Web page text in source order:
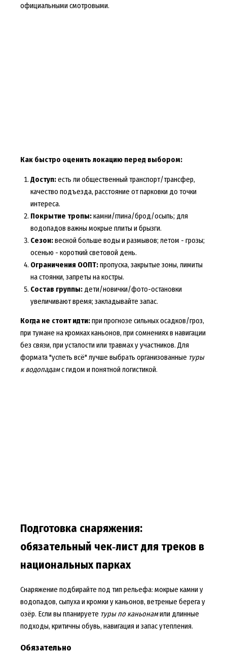
официальными смотровыми.
Как быстро оценить локацию перед выбором:
Доступ:есть ли общественный транспорт/трансфер,
качество подъезда, расстояние от парковки до точки
интереса.
Покрытие тропы:камни/глина/брод/осыпь; для
водопадов важны мокрые плиты и брызги.
Сезон:весной больше воды и размывов; летом - грозы;
осенью - короткий световой день.
Ограничения ООПТ:пропуска, закрытые зоны, лимиты
на стоянки, запреты на костры.
Состав группы:дети/новички/фото-остановки
увеличивают время; закладывайте запас.
Когда не стоит идти:при прогнозе сильных осадков/гроз,
при тумане на кромках каньонов, при сомнениях в навигации
без связи, при усталости или травмах у участников. Для
формата "успеть всё" лучше выбрать организованные туры
к водопадамс гидом и понятной логистикой.
Подготовка снаряжения:
обязательный чек‑лист для треков в
национальных парках
Снаряжение подбирайте под тип рельефа: мокрые камни у
водопадов, сыпуха и кромки у каньонов, ветреные берега у
озёр. Если вы планируете туры по каньонамили длинные
подходы, критичны обувь, навигация и запас утепления.
Обязательно